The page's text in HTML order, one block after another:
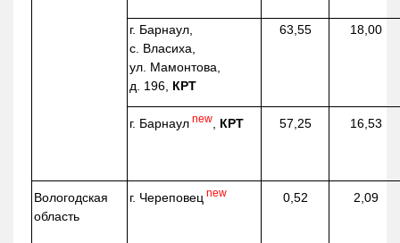
г. Барнаул,
с. Власиха,
ул. Мамонтова,
д. 196, КРТ
63,55 18,00
г. Барнаул new КРТ 57,25 16,53
Вологодская
область
г. Череповец new 0,52 2,09